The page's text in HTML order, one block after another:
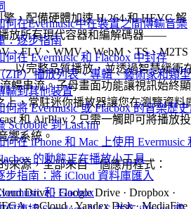
何在Evermusic中在裝置之間傳輸音樂
：逐步指南
何在 Evermusic 和 Flacbox 中封存
ZIP）播放列表、專輯、藝術家和類
輸到其他裝置
何將 Evermusic 或 Flacbox 的音樂歷
Scrobble 到 Last.fm
何在 iPhone 和 Mac 上使用 Evermusic
的動態正在播放小工具
步指南：將 iCloud 資料庫匯入
和 Flacbox
擎，配備硬體加速 H.264 和 HEVC 解
播放所有現代容器和編解碼器——
、FLV、WMV、WebM、TS、M2TS
以完整品質播放，並透過智慧緩衝
暢串流。子母畫面功能讓視訊始終顯
上，常駐迷你播放器讓您在瀏覽資料
和 AirPlay 2 只需一觸即可將播放投
響系統。
來源，全部來自一個應用程式：
Drive · Google Drive · Dropbox ·
· pCloud · Yandex Disk · MediaFire